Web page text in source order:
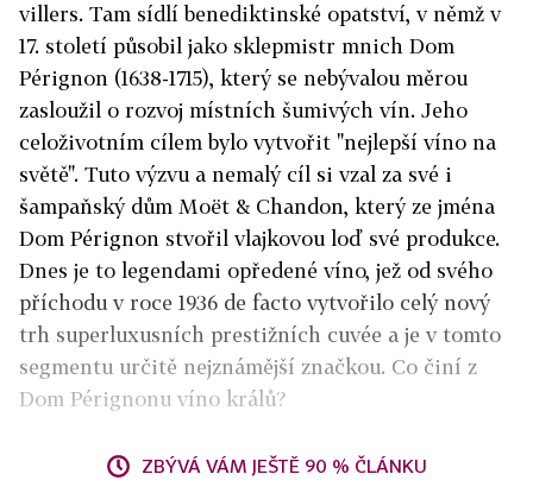
villers. Tam sídlí benediktinské opatství, v němž v
17. století působil jako sklepmistr mnich Dom
Pérignon (1638-1715), který se nebývalou měrou
zasloužil o rozvoj místních šumivých vín. Jeho
celoživotním cílem bylo vytvořit "nejlepší víno na
světě". Tuto výzvu a nemalý cíl si vzal za své i
šampaňský dům Moët & Chandon, který ze jména
Dom Pérignon stvořil vlajkovou loď své produkce.
Dnes je to legendami opředené víno, jež od svého
příchodu v roce 1936 de facto vytvořilo celý nový
trh superluxusních prestižních cuvée a je v tomto
segmentu určitě nejznámější značkou. Co činí z
Dom Pérignonu víno králů?
ZBÝVÁ VÁM JEŠTĚ 90 % ČLÁNKU